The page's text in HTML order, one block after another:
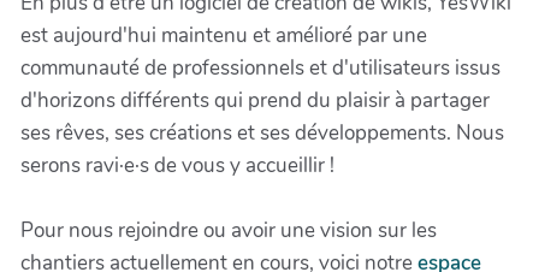
est aujourd'hui maintenu et amélioré par une
communauté de professionnels et d'utilisateurs issus
d'horizons différents qui prend du plaisir à partager
ses rêves, ses créations et ses développements. Nous
serons ravi·e·s de vous y accueillir !
Pour nous rejoindre ou avoir une vision sur les
chantiers actuellement en cours, voici notreespace